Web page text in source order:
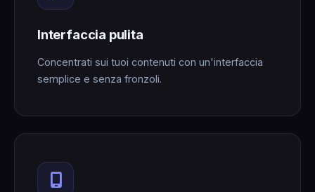
Interfaccia pulita
Concentrati sui tuoi contenuti con un'interfaccia
semplice e senza fronzoli.